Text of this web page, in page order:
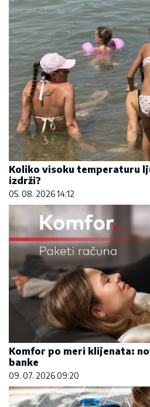
Koliko visoku temperaturu
izdrži?
05. 08. 2026 14:12
Komfor po meri klijenata:
banke
09. 07. 2026 09:20